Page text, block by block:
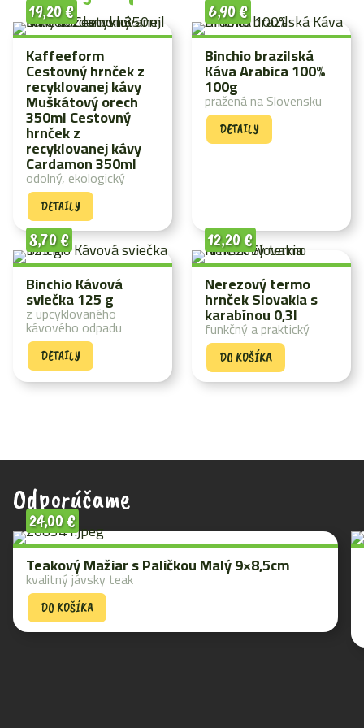
Kaffeeform
Cestovný hrnček z
recyklovanej kávy
Muškátový orech
350ml Cestovný
hrnček z
recyklovanej kávy
Cardamon 350ml
19,20€
odolný, ekologický
DETAILY
Binchio brazilská
Káva Arabica 100%
100g
6,90€
pražená na Slovensku
DETAILY
Binchio Kávová
sviečka 125 g
8,70€
z upcyklovaného
kávového odpadu
DETAILY
Nerezový termo
hrnček Slovakia s
karabínou 0,3l
12,20€
funkčný a praktický
DO KOŠÍKA
Odporúčame
Teakový Mažiar s Paličkou Malý 9×8,5cm
24,00€
kvalitný jávsky teak
DO KOŠÍKA